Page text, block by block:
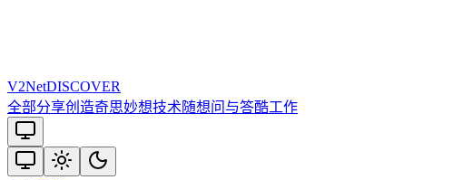
V2NetDISCOVER
全部分享创造奇思妙想技术随想问与答酷工作